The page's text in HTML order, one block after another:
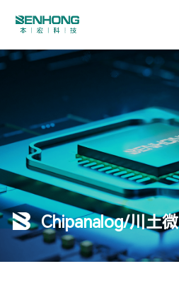
Chipanalog/川土微